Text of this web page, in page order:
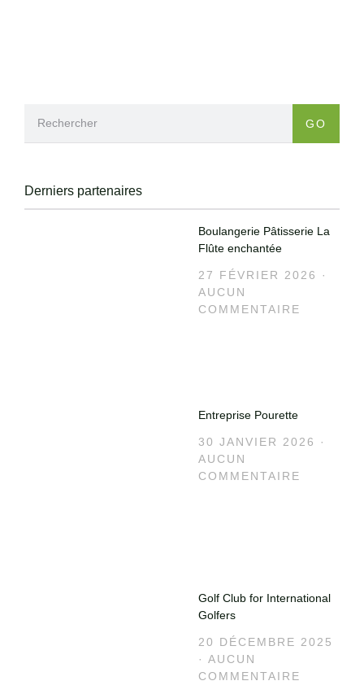
GO
Derniers partenaires
Boulangerie Pâtisserie La
Flûte enchantée
27 FÉVRIER 2026
AUCUN
COMMENTAIRE
Entreprise Pourette
30 JANVIER 2026
AUCUN
COMMENTAIRE
Golf Club for International
Golfers
20 DÉCEMBRE 2025
AUCUN
COMMENTAIRE